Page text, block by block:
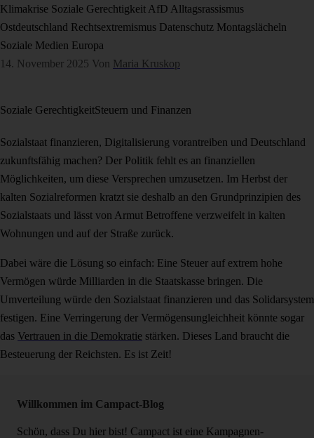
Klimakrise Soziale Gerechtigkeit AfD Alltagsrassismus
Ostdeutschland Rechtsextremismus Datenschutz Montagslächeln
Soziale Medien Europa
14. November 2025 Von Maria Kruskop
Soziale GerechtigkeitSteuern und Finanzen
Sozialstaat finanzieren, Digitalisierung vorantreiben und Deutschland
zukunftsfähig machen? Der Politik fehlt es an finanziellen
Möglichkeiten, um diese Versprechen umzusetzen. Im Herbst der
kalten Sozialreformen kratzt sie deshalb an den Grundprinzipien des
Sozialstaats und lässt von Armut Betroffene verzweifelt in kalten
Wohnungen und auf der Straße zurück.
Dabei wäre die Lösung so einfach: Eine Steuer auf extrem hohe
Vermögen würde Milliarden in die Staatskasse bringen. Die
Umverteilung würde den Sozialstaat finanzieren und das Solidarsystem
festigen. Eine Verringerung der Vermögensungleichheit könnte sogar
das Vertrauen in die Demokratie stärken. Dieses Land braucht die
Besteuerung der Reichsten. Es ist Zeit!
Willkommen im Campact-Blog
Schön, dass Du hier bist! Campact ist eine Kampagnen-